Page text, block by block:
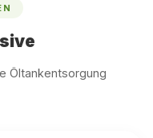
Öltankentsorgung